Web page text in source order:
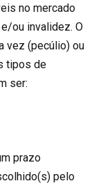
no mercado
ou invalidez. O
vez (pecúlio) ou
tipos de
ser:
prazo
pelo